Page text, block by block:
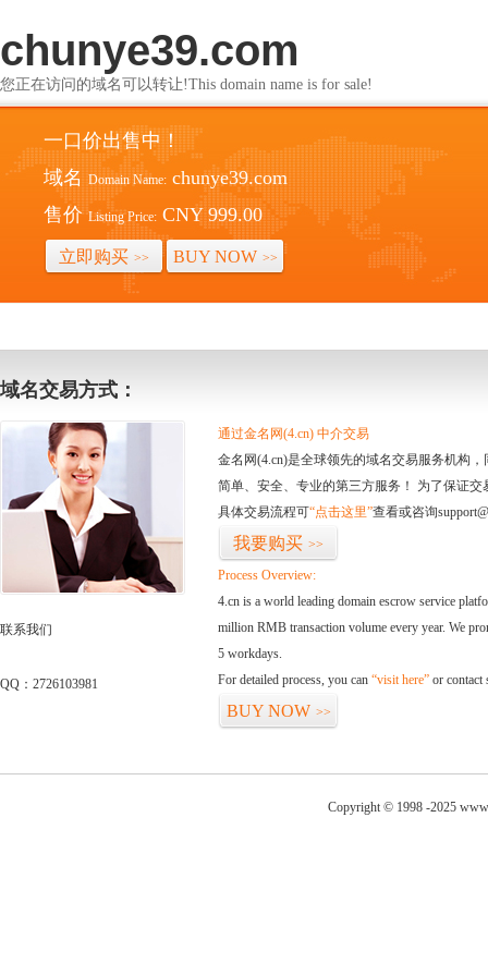
chunye39.com
您正在访问的域名可以转让!This domain name is for sale!
一口价出售中！
域名 Domain Name: chunye39.com
售价 Listing Price: CNY 999.00
立即购买 >> BUY NOW >>
域名交易方式：
联系我们
QQ：2726103981
通过金名网(4.cn) 中介交易
金名网(4.cn)是全球领先的域名交易服务机构
简单、安全、专业的第三方服务！ 为了保证
具体交易流程可“点击这里”查看或咨询
我要购买 >>
Process Overview:
4.cn is a world leading domain escrow service
million RMB transaction volume every year. We
5 workdays.
For detailed process, you can “visit here” or contact
BUY NOW >>
Copyright © 1998 -2025